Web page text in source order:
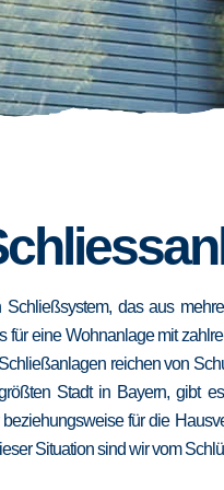
das aus
eine Wohnanlage mit
reichen von
Stadt in Bayern, gibt
für die
Situation sind wir vom